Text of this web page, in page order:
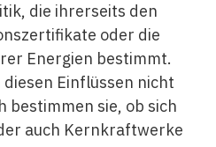
die ihrerseits den
oder die
Energien bestimmt.
diesen Einflüssen nicht
bestimmen sie, ob sich
auch Kernkraftwerke